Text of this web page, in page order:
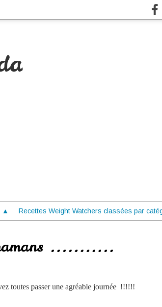
▲ Recettes Weight Watchers classées par
...........
toutes passer une agréable journée !!!!!!